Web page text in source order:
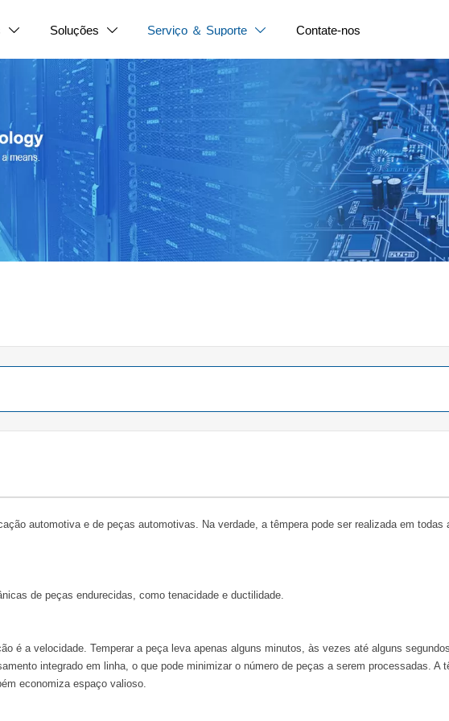
 Soluções  Serviço ＆ Suporte  Contate-nos
automotiva e de peças automotivas. Na verdade, a têmpera pode ser realizada em todas
de peças endurecidas, como tenacidade e ductilidade.
é a velocidade. Temperar a peça leva apenas alguns minutos, às vezes até alguns
integrado em linha, o que pode minimizar o número de peças a serem processadas. A
economiza espaço valioso.